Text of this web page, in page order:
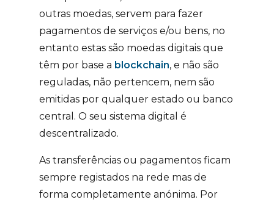
outras moedas, servem para fazer
pagamentos de serviços e/ou bens, no
entanto estas são moedas digitais que
têm por base a blockchain, e não são
reguladas, não pertencem, nem são
emitidas por qualquer estado ou banco
central. O seu sistema digital é
descentralizado.
As transferências ou pagamentos ficam
sempre registados na rede mas de
forma completamente anónima. Por